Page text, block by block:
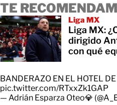
TE
Liga MX
Liga MX:
dirigido
con qué
BANDERAZO EN EL HOTEL
pic.twitter.com/RTxxZk1GAP
— Adrián Esparza Oteo💎